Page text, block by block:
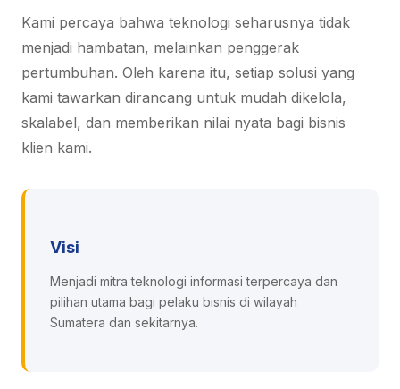
Kami percaya bahwa teknologi seharusnya tidak
menjadi hambatan, melainkan penggerak
pertumbuhan. Oleh karena itu, setiap solusi yang
kami tawarkan dirancang untuk mudah dikelola,
skalabel, dan memberikan nilai nyata bagi bisnis
klien kami.
Visi
Menjadi mitra teknologi informasi terpercaya dan
pilihan utama bagi pelaku bisnis di wilayah
Sumatera dan sekitarnya.